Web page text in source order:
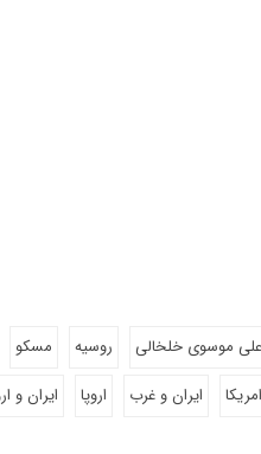
موسوی خلخالی روسیه
مسکو
ایران و غرب اروپا
ایران و